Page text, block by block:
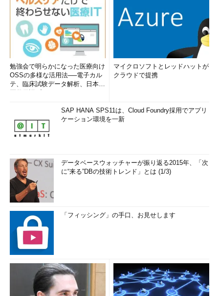
勉強会で明らかになった医療向け
OSSの多様な活用法──電子カル
テ、臨床試験データ解析、日本語
マイクロソフトとレッドハットが
クラウドで提携
SAP HANA SPS11は、Cloud Foundry採用でアプリ
ケーション環境を一新
データベースウォッチャーが振り返る2015年、「次
に“来る”DBの技術トレンド」とは (1/3)
「フィッシング」の手口、お見せします